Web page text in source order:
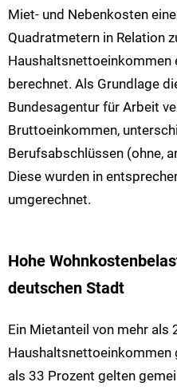
Miet- und Nebenkosten
Quadratmetern in Relation
Haushaltsnettoeinkommen
berechnet. Als Grundlage
Bundesagentur für Arbeit
Bruttoeinkommen,
Berufsabschlüssen (ohne,
Diese wurden in
umgerechnet.
Hohe
deutschen Stadt
Ein Mietanteil von mehr als
Haushaltsnettoeinkommen
als 33 Prozent gelten